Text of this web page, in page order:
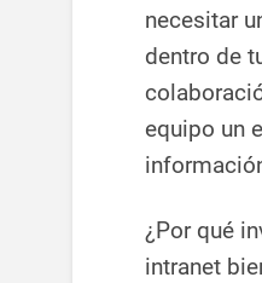
necesitar
dentro de
equipo un
¿Por qué
intranet